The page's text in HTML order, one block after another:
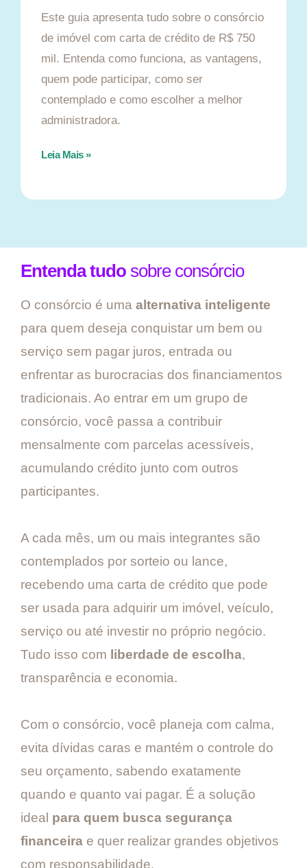
Este guia apresenta tudo sobre o consórcio
de imóvel com carta de crédito de R$ 750
mil. Entenda como funciona, as vantagens,
quem pode participar, como ser
contemplado e como escolher a melhor
administradora.
Leia Mais »
Entenda tudo sobre consórcio
O consórcio é uma alternativa inteligente
para quem deseja conquistar um bem ou
serviço sem pagar juros, entrada ou
enfrentar as burocracias dos financiamentos
tradicionais. Ao entrar em um grupo de
consórcio, você passa a contribuir
mensalmente com parcelas acessíveis,
acumulando crédito junto com outros
participantes.
A cada mês, um ou mais integrantes são
contemplados por sorteio ou lance,
recebendo uma carta de crédito que pode
ser usada para adquirir um imóvel, veículo,
serviço ou até investir no próprio negócio.
Tudo isso com liberdade de escolha,
transparência e economia.
Com o consórcio, você planeja com calma,
evita dívidas caras e mantém o controle do
seu orçamento, sabendo exatamente
quando e quanto vai pagar. É a solução
ideal para quem busca segurança
financeira e quer realizar grandes objetivos
com responsabilidade.